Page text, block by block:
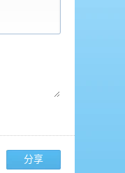
分享